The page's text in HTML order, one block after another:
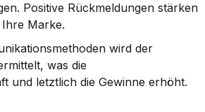
Positive Rückmeldungen stärken
Marke.
wird der
was die
und letztlich die Gewinne erhöht.